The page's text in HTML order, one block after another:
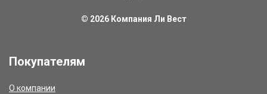
© 2026 Компания Ли Вест
Покупателям
О компании